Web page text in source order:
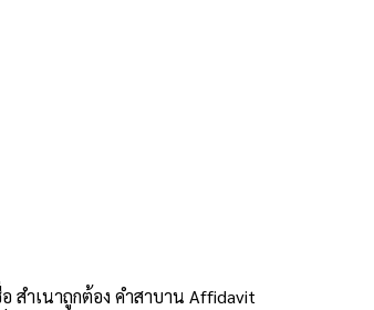
สำเนาถูกต้อง คำสาบาน Affidavit